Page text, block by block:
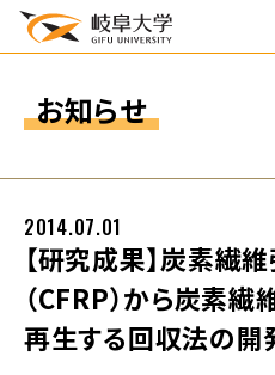
お知らせ
【研究成果】炭素繊
（CFRP）から炭素
再生する回収法の開
2014.07.01